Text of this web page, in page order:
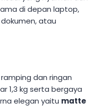
di depan laptop,
atau
dan ringan
1,3 kg serta bergaya
elegan yaitu matte